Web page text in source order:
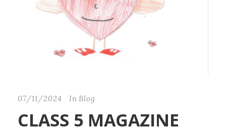
07/11/2024 In Blog
CLASS 5 MAGAZINE